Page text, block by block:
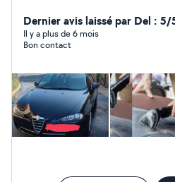
et rénovations de phares /
sièges des voitures avec la
Dernier avis laissé par Del : 5/
Il y a plus de 6 mois
Bon contact